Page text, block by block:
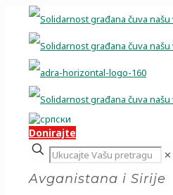
Donirajte
✕
Avganistana i Sirije